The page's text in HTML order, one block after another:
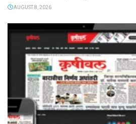
AUGUST 8, 2026